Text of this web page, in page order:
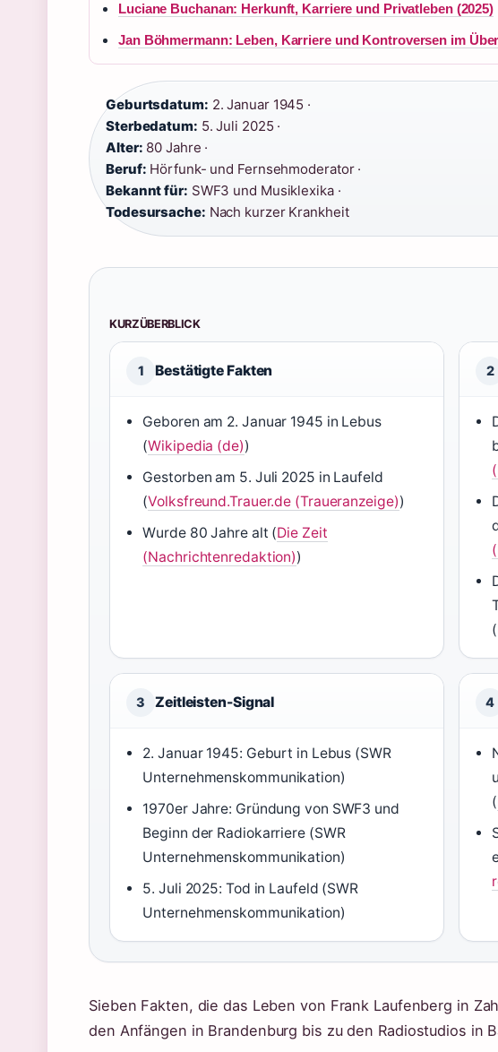
Luciane Buchanan: Herkunft, Karriere und Privatleben (2025)
Jan Böhmermann: Leben, Karriere und Kontroversen im
Geburtsdatum: 2. Januar 1945 ·
Sterbedatum: 5. Juli 2025 ·
Alter: 80 Jahre ·
Beruf: Hörfunk- und Fernsehmoderator ·
Bekannt für: SWF3 und Musiklexika ·
Todesursache: Nach kurzer Krankheit
KURZÜBERBLICK
1 Bestätigte Fakten
Geboren am 2. Januar 1945 in Lebus
(Wikipedia (de))
Gestorben am 5. Juli 2025 in Laufeld
(Volksfreund.Trauer.de (Traueranzeige))
Wurde 80 Jahre alt (Die Zeit
(Nachrichtenredaktion))
2
3 Zeitleisten-Signal
2. Januar 1945: Geburt in Lebus (SWR
Unternehmenskommunikation)
1970er Jahre: Gründung von SWF3 und
Beginn der Radiokarriere (SWR
Unternehmenskommunikation)
5. Juli 2025: Tod in Laufeld (SWR
Unternehmenskommunikation)
4
(
Sieben Fakten, die das Leben von Frank Laufenberg in
den Anfängen in Brandenburg bis zu den Radiostudios in